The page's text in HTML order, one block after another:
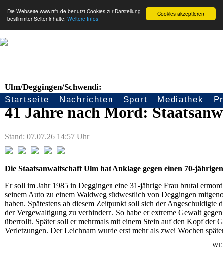
Cookies akzeptieren
Die Webseite www.rtf1.de benutzt Cookies zur Darstellung
bestimmter Seiteninhalte. Weitere Infos
Seitennavigation
Startseite Nachrichten Sport Mediathek
Ulm/Deggingen/Schwendi:
41 Jahre nach Mord:
Stand: 07.07.26 14:57 Uhr
Die Staatsanwaltschaft Ulm hat Anklage gegen einen 70-
Er soll im Jahr 1985 in Deggingen eine 31-jährige Frau brutal
seinem Auto zu einem Waldweg südwestlich von Deggingen
haben. Spätestens ab diesem Zeitpunkt soll sich der Angeschuldigte
der Vergewaltigung zu verhindern. So habe er extreme Gewalt
überrollt. Später soll er mehrmals mit einem Stein auf den Kopf der
Verletzungen. Der Leichnam wurde erst mehr als zwei Wochen